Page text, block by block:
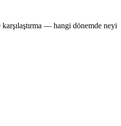
— hangi dönemde neyi